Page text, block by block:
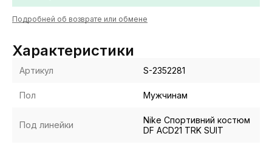
Подробней об возврате или обмене
Характеристики
Артикул S-2352281
Пол Мужчинам
Под линейки
Nike Спортивний костюм
DF ACD21 TRK SUIT